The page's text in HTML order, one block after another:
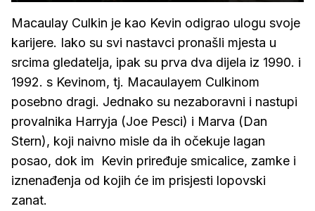
Macaulay Culkin je kao Kevin odigrao ulogu svoje
karijere. Iako su svi nastavci pronašli mjesta u
srcima gledatelja, ipak su prva dva dijela iz 1990. i
1992. s Kevinom, tj. Macaulayem Culkinom
posebno dragi. Jednako su nezaboravni i nastupi
provalnika Harryja (Joe Pesci) i Marva (Dan
Stern), koji naivno misle da ih očekuje lagan
posao, dok im Kevin priređuje smicalice, zamke i
iznenađenja od kojih će im prisjesti lopovski
zanat.